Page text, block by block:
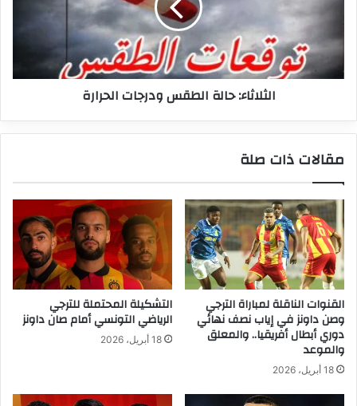
الثلاثاء: حالة الطقس ودرجات الحرارة
مقالات ذات صلة
القنوات الناقلة لمباراة الترجي
وصن داونز في إياب نصف نهائي
دوري أبطال أفريقيا.. والمعلق
والموعد
18 أبريل، 2026
التشكيلة المحتملة للترجي
الرياضي التونسي أمام صان داونز
18 أبريل، 2026